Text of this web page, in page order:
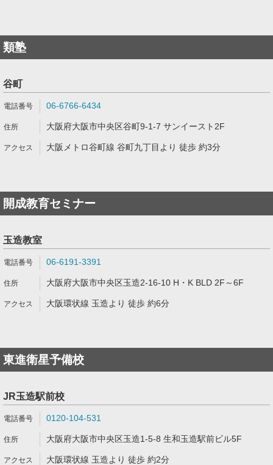
類塾
谷町
06-6766-6434
大阪府大阪市中央区谷町9-1-7 サンイースト2F
大阪メトロ谷町線 谷町九丁目より 徒歩 約3分
開成教育セミナー
玉造教室
06-6191-3391
大阪府大阪市中央区玉造2-16-10 H・K BLD 2F～6F
大阪環状線 玉造より 徒歩 約6分
東進衛星予備校
JR玉造駅前校
0120-104-531
大阪府大阪市中央区玉造1-5-8 生和玉造駅前ビル5F
大阪環状線 玉造より 徒歩 約2分